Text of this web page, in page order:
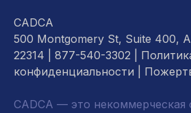
CADCA
500 Montgomery St, Suite 400,
22314 | 877-540-3302 |
конфиденциальности
CADCA — это некоммерческая